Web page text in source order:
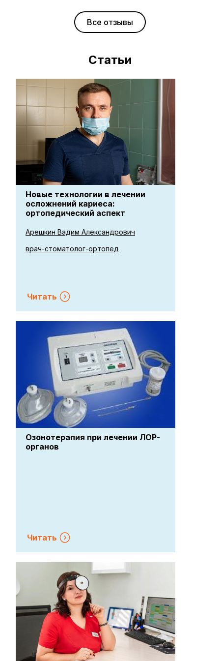
Статьи
Новые технологии в лечении
ортопедический аспект
Арешкин Вадим Александрович
Читать
Читать